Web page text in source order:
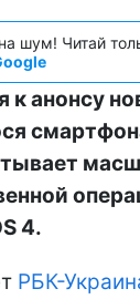
шум! Читай
к анонсу
4.
РБК-